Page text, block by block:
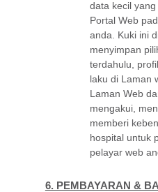
data kecil
Portal Web
anda. Kuki ini
menyimpan
terdahulu,
laku di Laman
Laman Web
mengakui,
memberi
hospital untuk
pelayar web
6. PEMBAYARAN &